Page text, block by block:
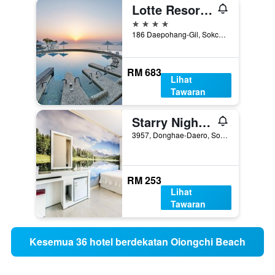
Lotte Resort Sokcho
4 bintang
186 Daepohang-Gil, Sokcho, Korea Selatan
RM 683
Lihat
Tawaran
Starry Night Motel
3957, Donghae-Daero, Sokcho, Korea Selatan
RM 253
Lihat
Tawaran
Kesemua 36 hotel berdekatan Oiongchi Beach